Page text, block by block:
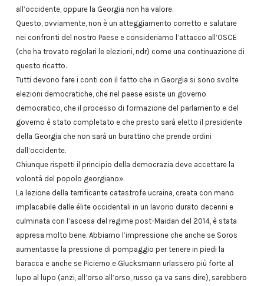
all’occidente, oppure la Georgia non ha valore.
Questo, ovviamente, non è un atteggiamento corretto e salutare
nei confronti del nostro Paese e consideriamo l’attacco all’OSCE
(che ha trovato regolari le elezioni, ndr) come una continuazione di
questo ricatto.
Tutti devono fare i conti con il fatto che in Georgia si sono svolte
elezioni democratiche, che nel paese esiste un governo
democratico, che il processo di formazione del parlamento e del
governo è stato completato e che presto sarà eletto il presidente
della Georgia che non sarà un burattino che prende ordini
dall’occidente.
Chiunque rispetti il principio della democrazia deve accettare la
volontà del popolo georgiano».
La lezione della terrificante catastrofe ucraina, creata con mano
implacabile dalle élite occidentali in un lavorio durato decenni e
culminata con l’ascesa del regime post-Maidan del 2014, è stata
appresa molto bene. Abbiamo l’impressione che anche se Soros
aumentasse la pressione di pompaggio per tenere in piedi la
baracca e anche se Picierno e Glucksmann urlassero più forte al
lupo al lupo (anzi, all’orso all’orso, russo ça va sans dire), sarebbero